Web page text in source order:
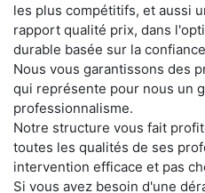
les plus compétitifs, et aussi
rapport qualité prix, dans
durable basée sur la
Nous vous garantissons des
qui représente pour nous un
professionnalisme.
Notre structure vous fait
toutes les qualités de ses
intervention efficace et pas
Si vous avez besoin d'une